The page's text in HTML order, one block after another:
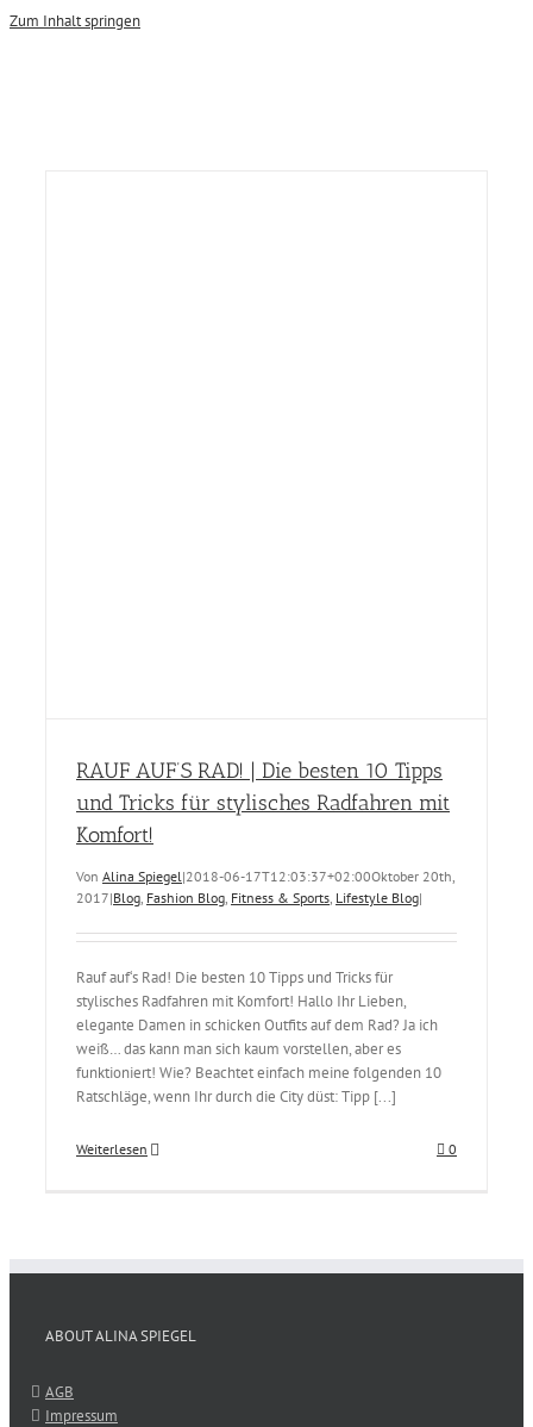
Zum Inhalt springen
RAUF AUF’S RAD! | Die besten 10 Tipps
und Tricks für stylisches Radfahren mit
Komfort!
Von Alina Spiegel|2018-06-17T12:03:37+02:00Oktober 20th,
2017|Blog, Fashion Blog, Fitness & Sports, Lifestyle Blog|
Rauf auf‘s Rad! Die besten 10 Tipps und Tricks für
stylisches Radfahren mit Komfort! Hallo Ihr Lieben,
elegante Damen in schicken Outfits auf dem Rad? Ja ich
weiß… das kann man sich kaum vorstellen, aber es
funktioniert! Wie? Beachtet einfach meine folgenden 10
Ratschläge, wenn Ihr durch die City düst: Tipp [...]
Weiterlesen 0
ABOUT ALINA SPIEGEL
AGB
Impressum